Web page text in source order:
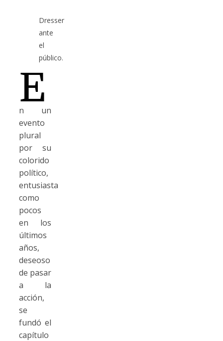
Dresser
ante
el
público.
E
n un
evento
plural
por su
colorido
político,
entusiasta
como
pocos
en los
últimos
años,
deseoso
de pasar
a la
acción,
se
fundó el
capítulo